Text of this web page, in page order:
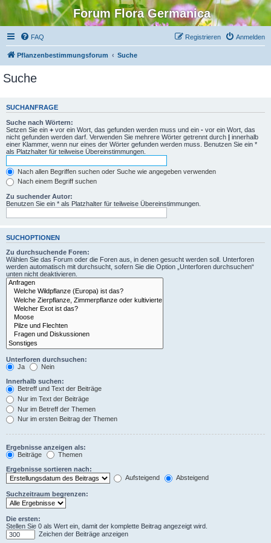
Forum Flora Germanica
FAQ Anmelden
Registrieren
Pflanzenbestimmungsforum Suche
Suche
SUCHANFRAGE
Suche nach Wörtern:
Setzen Sie ein + vor ein Wort, das gefunden werden muss und ein - vor ein Wort, das
nicht gefunden werden darf. Verwenden Sie mehrere Wörter getrennt durch | innerhalb
einer Klammer, wenn nur eines der Wörter gefunden werden muss. Benutzen Sie ein *
als Platzhalter für teilweise Übereinstimmungen.
Nach allen Begriffen suchen oder Suche wie angegeben verwenden
Nach einem Begriff suchen
Zu suchender Autor:
Benutzen Sie ein * als Platzhalter für teilweise Übereinstimmungen.
SUCHOPTIONEN
Zu durchsuchende Foren:
Wählen Sie das Forum oder die Foren aus, in denen gesucht werden soll. Unterforen
werden automatisch mit durchsucht, sofern Sie die Option „Unterforen durchsuchen“
unten nicht deaktivieren.
Unterforen durchsuchen:
Ja
Nein
Innerhalb suchen:
Betreff und Text der Beiträge
Nur im Text der Beiträge
Nur im Betreff der Themen
Nur im ersten Beitrag der Themen
Ergebnisse anzeigen als:
Beiträge
Themen
Ergebnisse sortieren nach:
Aufsteigend
Absteigend
Suchzeitraum begrenzen:
Die ersten:
Stellen Sie 0 als Wert ein, damit der komplette Beitrag angezeigt wird.
Zeichen der Beiträge anzeigen